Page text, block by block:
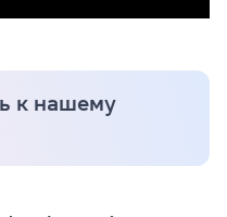
к нашему